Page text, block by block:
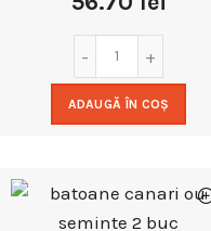
ADAUGĂ ÎN COȘ